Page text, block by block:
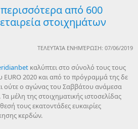
από 600
στοιχημάτων
ΤΕΛΕΥΤΑΊΑ ΕΝΗΜΈΡΩΣΗ: 07/06/2019
καλύπτει στο σύνολό τους τους
EURO 2020 και από το πρόγραμμά της δε
ούτε ο αγώνας του Σαββάτου ανάμεσα
μέλη της στοιχηματικής ιστοσελίδας
τους εκατοντάδες ευκαιρίες
κερδών.